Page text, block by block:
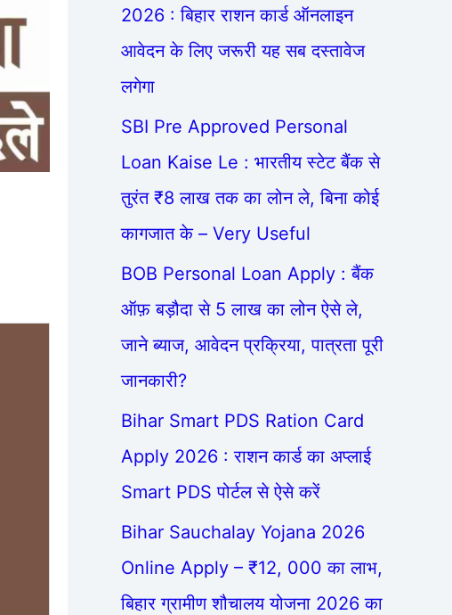
2026 : बिहार राशन कार्ड ऑनलाइन
आवेदन के लिए जरूरी यह सब दस्तावेज
लगेगा
SBI Pre Approved Personal
Loan Kaise Le : भारतीय स्टेट बैंक से
तुरंत ₹8 लाख तक का लोन ले, बिना कोई
कागजात के – Very Useful
BOB Personal Loan Apply : बैंक
ऑफ़ बड़ौदा से 5 लाख का लोन ऐसे ले,
जाने ब्याज, आवेदन प्रक्रिया, पात्रता पूरी
जानकारी?
Bihar Smart PDS Ration Card
Apply 2026 : राशन कार्ड का अप्लाई
Smart PDS पोर्टल से ऐसे करें
Bihar Sauchalay Yojana 2026
Online Apply – ₹12, 000 का लाभ,
बिहार ग्रामीण शौचालय योजना 2026 का